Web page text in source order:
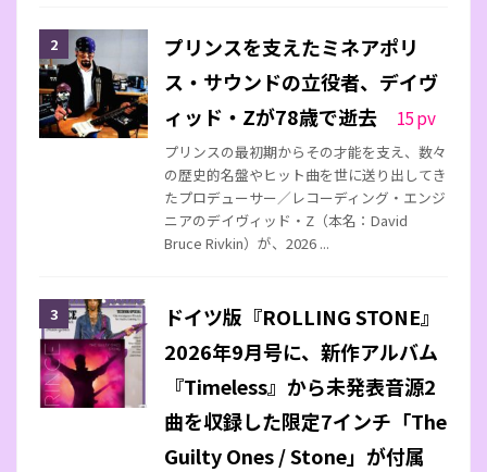
プリンスを支えたミネアポリ
ス・サウンドの立役者、デイヴ
ィッド・Zが78歳で逝去
15pv
プリンスの最初期からその才能を支え、数々
の歴史的名盤やヒット曲を世に送り出してき
たプロデューサー／レコーディング・エンジ
ニアのデイヴィッド・Z（本名：David
Bruce Rivkin）が、2026 ...
ドイツ版『ROLLING STONE』
2026年9月号に、新作アルバム
『Timeless』から未発表音源2
曲を収録した限定7インチ「The
Guilty Ones / Stone」が付属